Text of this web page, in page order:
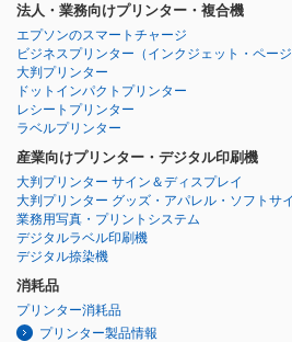
法人・業務向けプリンター・複合機
エプソンのスマートチャージ
ビジネスプリンター （インクジェット・ペー
大判プリンター
ドットインパクトプリンター
レシートプリンター
ラベルプリンター
産業向けプリンター・デジタル印刷機
大判プリンター サイン＆ディスプレイ
大判プリンター グッズ・アパレル・ソフトサ
業務用写真・プリントシステム
デジタルラベル印刷機
デジタル捺染機
消耗品
プリンター消耗品
プリンター製品情報